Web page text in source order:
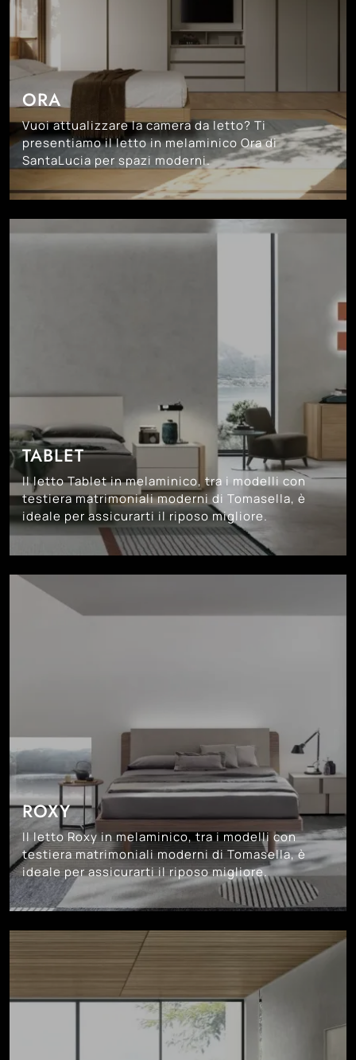
ORA
Vuoi attualizzare la camera da letto? Ti
presentiamo il letto in melaminico Ora di
SantaLucia per spazi moderni.
TABLET
Il letto Tablet in melaminico, tra i modelli con
testiera matrimoniali moderni di Tomasella, è
ideale per assicurarti il riposo migliore.
ROXY
Il letto Roxy in melaminico, tra i modelli con
testiera matrimoniali moderni di Tomasella, è
ideale per assicurarti il riposo migliore.